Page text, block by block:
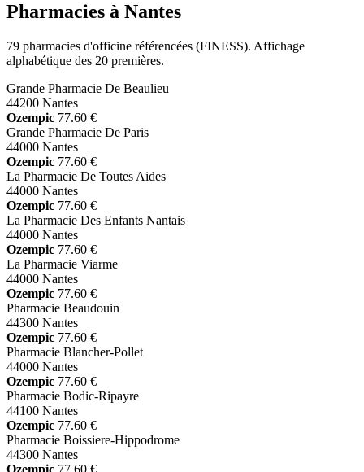
Pharmacies à Nantes
79 pharmacies d'officine référencées (FINESS). Affichage
alphabétique des 20 premières.
Grande Pharmacie De Beaulieu
44200 Nantes
Ozempic 77.60 €
Grande Pharmacie De Paris
44000 Nantes
Ozempic 77.60 €
La Pharmacie De Toutes Aides
44000 Nantes
Ozempic 77.60 €
La Pharmacie Des Enfants Nantais
44000 Nantes
Ozempic 77.60 €
La Pharmacie Viarme
44000 Nantes
Ozempic 77.60 €
Pharmacie Beaudouin
44300 Nantes
Ozempic 77.60 €
Pharmacie Blancher-Pollet
44000 Nantes
Ozempic 77.60 €
Pharmacie Bodic-Ripayre
44100 Nantes
Ozempic 77.60 €
Pharmacie Boissiere-Hippodrome
44300 Nantes